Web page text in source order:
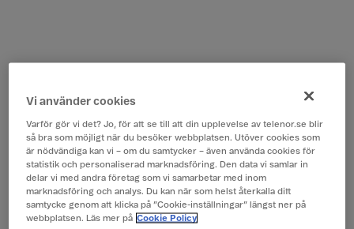
Vi använder cookies
Varför gör vi det? Jo, för att se till att din upplevelse av telenor.se blir
så bra som möjligt när du besöker webbplatsen. Utöver cookies som
är nödvändiga kan vi – om du samtycker – även använda cookies för
statistik och personaliserad marknadsföring. Den data vi samlar in
delar vi med andra företag som vi samarbetar med inom
marknadsföring och analys. Du kan när som helst återkalla ditt
samtycke genom att klicka på ”Cookie-inställningar” längst ner på
webbplatsen. Läs mer på Cookie Policy